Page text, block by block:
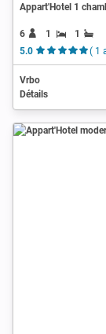
Appart'Hotel 1
6 1
1
5.0
( 1
Vrbo
Détails